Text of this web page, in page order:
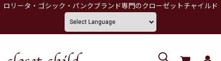
ロリータ・ゴシック・パンクブランド専門のクローゼットチャイルド